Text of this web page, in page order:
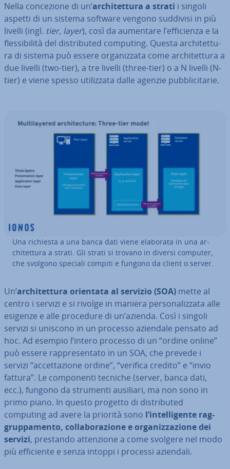
Nella con­ce­zio­ne di un’ar­chi­tet­tu­ra a strati i singoli
aspetti di un sistema software vengono suddivisi in più
livelli (ingl. tier, layer), così da aumentare l’ef­fi­cien­za e la
fles­si­bi­li­tà del di­stri­bu­ted computing. Questa ar­chi­tet­tu­
ra di sistema può essere or­ga­niz­za­ta come ar­chi­tet­tu­ra a
due livelli (two-tier), a tre livelli (three-tier) o a N livelli (N-
tier) e viene spesso uti­liz­za­ta dalle agenzie pub­bli­ci­ta­rie.
Una richiesta a una banca dati viene elaborata in una ar­
chi­tet­tu­ra a strati. Gli strati si trovano in diversi computer,
che svolgono speciali compiti e fungono da client o server.
Un’ar­chi­tet­tu­ra orientata al servizio (SOA) mette al
centro i servizi e si rivolge in maniera per­so­na­liz­za­ta alle
esigenze e alle procedure di un’azienda. Così i singoli
servizi si uniscono in un processo aziendale pensato ad
hoc. Ad esempio l’intero processo di un “ordine online”
può essere rap­pre­sen­ta­to in un SOA, che prevede i
servizi “ac­cet­ta­zio­ne ordine”, “verifica credito” e “invio
fattura”. Le com­po­nen­ti tecniche (server, banca dati,
ecc.), fungono da strumenti ausiliari, ma non sono in
primo piano. In questo progetto di di­stri­bu­ted
computing ad avere la priorità sono l’in­tel­li­gen­te rag­
grup­pa­men­to, col­la­bo­ra­zio­ne e or­ga­niz­za­zio­ne dei
servizi, prestando at­ten­zio­ne a come svolgere nel modo
più ef­fi­cien­te e senza intoppi i processi aziendali.